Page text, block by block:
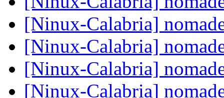
[Ninux-Calabria]
[Ninux-Calabria]
[Ninux-Calabria]
[Ninux-Calabria]